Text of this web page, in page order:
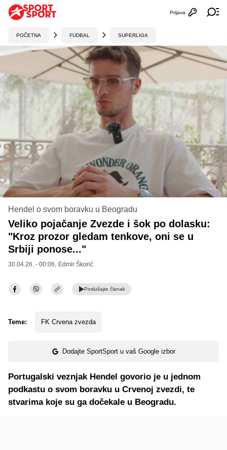
Otvori
Prijava
POČETNA FUDBAL SUPERLIGA
Hendel o svom boravku u Beogradu
Veliko pojačanje Zvezde i šok po dolasku:
"Kroz prozor gledam tenkove, oni se u
Srbiji ponose..."
30.04.26. - 00:06, Edmir Škorić
Poslušajte članak
Teme: FK Crvena zvezda
Dodajte SportSport u vaš Google izbor
Portugalski veznjak Hendel govorio je u jednom
podkastu o svom boravku u Crvenoj zvezdi, te
stvarima koje su ga dočekale u Beogradu.